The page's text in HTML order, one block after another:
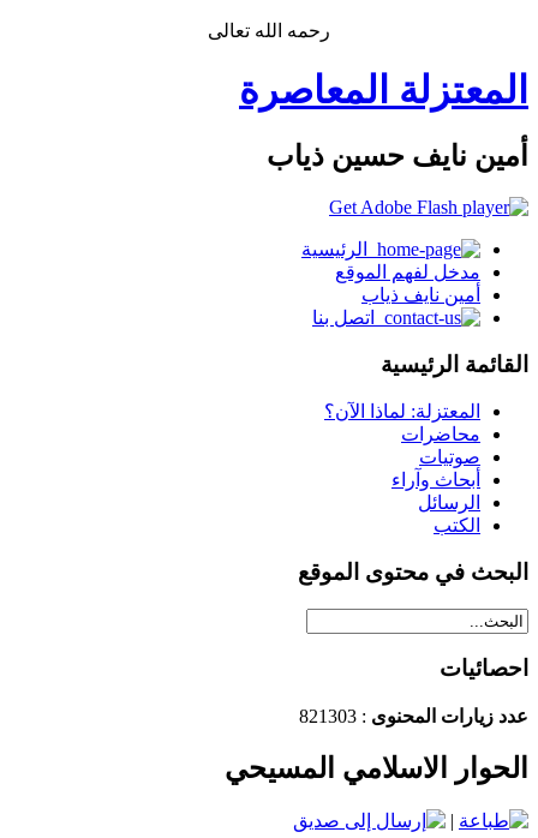
رحمه الله تعالى
المعتزلة المعاصرة
أمين نايف حسين ذياب
الرئيسية
مدخل لفهم الموقع
أمين نايف ذياب
اتصل بنا
القائمة الرئيسية
المعتزلة: لماذا الآن؟
محاضرات
صوتيات
أبحاث وآراء
الرسائل
الكتب
البحث في محتوى الموقع
احصائيات
عدد زيارات المحنوى : 821303
الحوار الاسلامي المسيحي
|